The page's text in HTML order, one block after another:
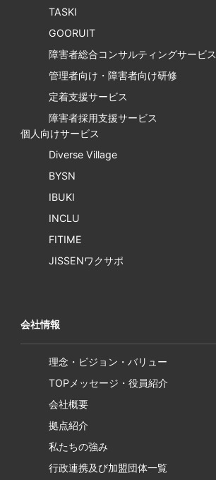
TASKI
GOORUIT
障害者総合コンサルティングサービス
管理者向け・障害者向け研修
定着支援サービス
障害者採用支援サービス
個人向けサービス
Diverse Village
BYSN
IBUKI
INCLU
FITIME
JISSENワクサポ
会社情報
理念・ビジョン・バリュー
TOPメッセージ・役員紹介
会社概要
拠点紹介
私たちの強み
行政連携及び加盟団体一覧